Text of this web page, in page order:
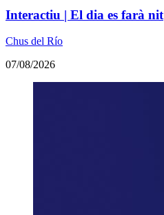
Interactiu | El dia es farà nit
Chus del Río
07/08/2026